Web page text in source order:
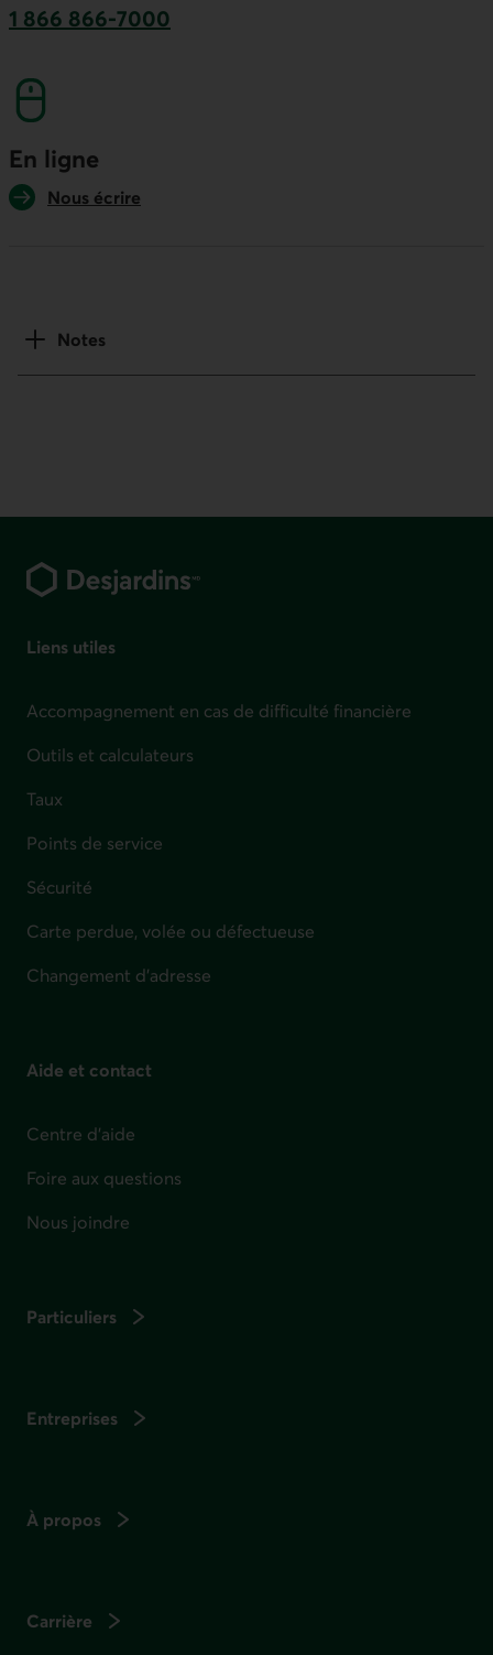
1 866 866-7000
En ligne
Nous écrire
Notes
Liens utiles
Accompagnement en cas de difficulté financière
Outils et calculateurs
Taux
Points de service
Sécurité
Carte perdue, volée ou défectueuse
Changement d'adresse
Aide et contact
Centre d'aide
Foire aux questions
Nous joindre
Particuliers
Entreprises
À propos
Carrière